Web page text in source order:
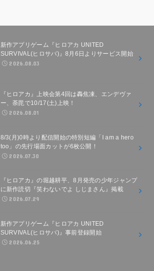
新作アプリゲーム『ヒロアカ UNITED
SURVIVAL(ヒロサバ)』8月6日よりサービス開始
2026.08.03
『ヒロアカ』上映会第4回は轟焦凍、エンデヴァ
ー、荼毘で10/17(土)上映！
2026.08.01
8/3(月)0時より配信開始の特別短編「I am a hero
too」の先行場面カットが6枚公開！
2026.07.30
『ヒロアカ』の堀越耕平、8月発売の少年ジャンプ
に新作読切『笑わないでよ しじまさん』掲載
2026.07.29
新作アプリゲーム『ヒロアカ UNITED
SURVIVAL(ヒロサバ)』事前登録開始
2026.06.25